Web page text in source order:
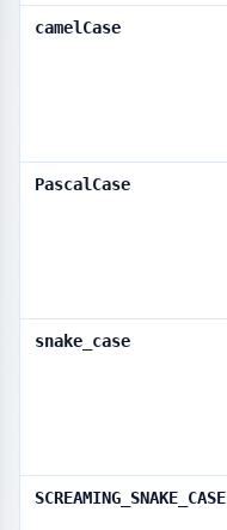
camelCase
PascalCase
snake_case
SCREAMING_SNAKE_CASE